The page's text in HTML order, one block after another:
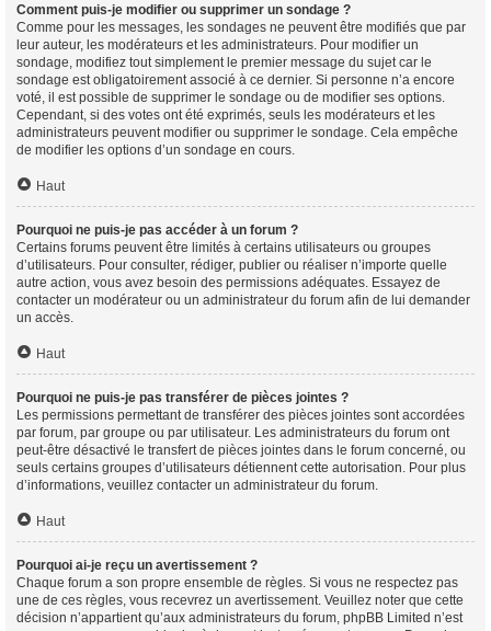
Comment puis-je modifier ou supprimer un sondage ?
Comme pour les messages, les sondages ne peuvent être modifiés que par
leur auteur, les modérateurs et les administrateurs. Pour modifier un
sondage, modifiez tout simplement le premier message du sujet car le
sondage est obligatoirement associé à ce dernier. Si personne n’a encore
voté, il est possible de supprimer le sondage ou de modifier ses options.
Cependant, si des votes ont été exprimés, seuls les modérateurs et les
administrateurs peuvent modifier ou supprimer le sondage. Cela empêche
de modifier les options d’un sondage en cours.
Haut
Pourquoi ne puis-je pas accéder à un forum ?
Certains forums peuvent être limités à certains utilisateurs ou groupes
d’utilisateurs. Pour consulter, rédiger, publier ou réaliser n’importe quelle
autre action, vous avez besoin des permissions adéquates. Essayez de
contacter un modérateur ou un administrateur du forum afin de lui demander
un accès.
Haut
Pourquoi ne puis-je pas transférer de pièces jointes ?
Les permissions permettant de transférer des pièces jointes sont accordées
par forum, par groupe ou par utilisateur. Les administrateurs du forum ont
peut-être désactivé le transfert de pièces jointes dans le forum concerné, ou
seuls certains groupes d’utilisateurs détiennent cette autorisation. Pour plus
d’informations, veuillez contacter un administrateur du forum.
Haut
Pourquoi ai-je reçu un avertissement ?
Chaque forum a son propre ensemble de règles. Si vous ne respectez pas
une de ces règles, vous recevrez un avertissement. Veuillez noter que cette
décision n’appartient qu’aux administrateurs du forum, phpBB Limited n’est